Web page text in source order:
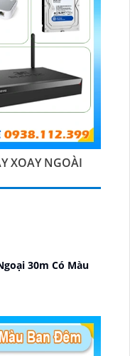
XOAY NGOÀI
30m Có Màu